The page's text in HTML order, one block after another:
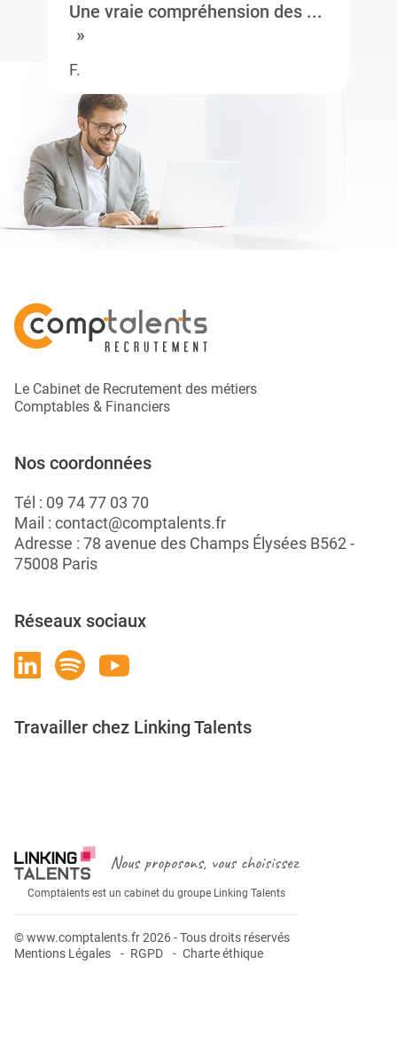
Une vraie compréhension des ...
F.
Le Cabinet de Recrutement des métiers
Comptables & Financiers
Nos coordonnées
Tél : 09 74 77 03 70
Mail : contact@comptalents.fr
Adresse : 78 avenue des Champs Élysées B562 -
75008 Paris
Réseaux sociaux
Travailler chez Linking Talents
Nous proposons, vous choisissez
Comptalents est un cabinet du groupe Linking Talents
© www.comptalents.fr 2026 - Tous droits réservés
Mentions Légales
RGPD Charte éthique